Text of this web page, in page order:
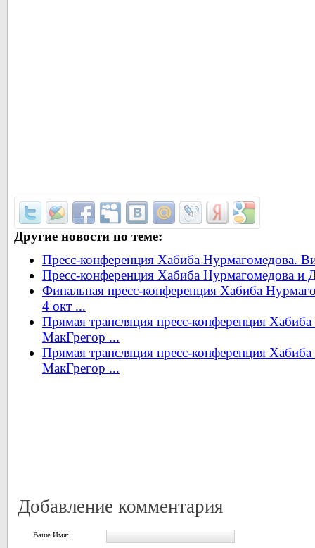
Другие новости по теме:
Пресс-конференция Хабиба Нурмагомедова.
Пресс-конференция Хабиба Нурмагомедова и
Финальная пресс-конференция Хабиба
4 окт ...
Прямая трансляция пресс-конференция
МакГрегор ...
Прямая трансляция пресс-конференция
МакГрегор ...
Добавление комментария
Ваше Имя: